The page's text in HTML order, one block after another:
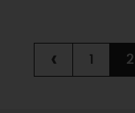
‹ 1 2